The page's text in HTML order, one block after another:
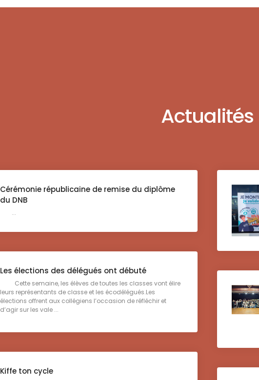
Actualités
Cérémonie républicaine de remise du diplôme
du DNB
...
Les élections des délégués ont débuté
Cette semaine, les élèves de toutes les classes vont élire
leurs représentants de classe et les écodélégués.Les
élections offrent aux collégiens l’occasion de réfléchir et
d’agir sur les vale ...
Kiffe ton cycle